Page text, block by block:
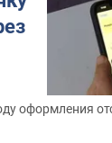
оформления